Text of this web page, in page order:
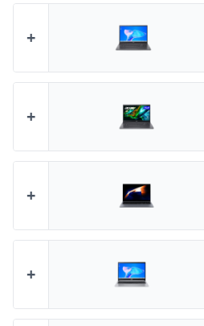
+
+
+
+